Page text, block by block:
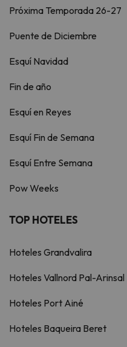
Próxima Temporada 26-27
Puente de Diciembre
Esquí Navidad
Fin de año
Esquí en Reyes
Esquí Fin de Semana
Esquí Entre Semana
Pow Weeks
TOP HOTELES
Hoteles Grandvalira
Hoteles Vallnord Pal-Arinsal
Hoteles Port Ainé
Hoteles Baqueira Beret